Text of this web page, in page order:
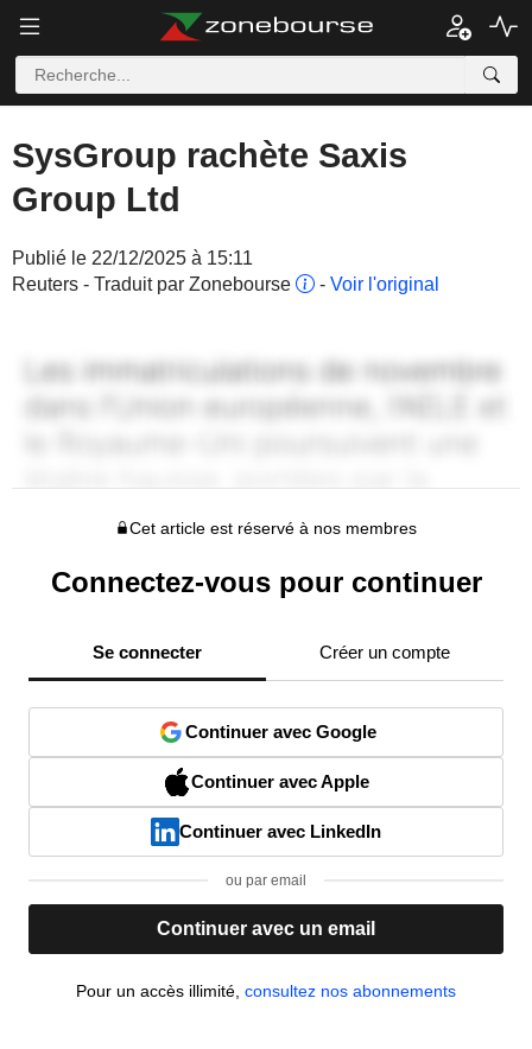
SysGroup rachète Saxis
Group Ltd
Publié le 22/12/2025 à 15:11
Reuters - Traduit par Zonebourse
- Voir l'original
Cet article est réservé à nos membres
Connectez-vous pour continuer
Se connecter Créer un compte
Continuer avec Google
Continuer avec Apple
Continuer avec LinkedIn
ou par email
Continuer avec un email
Pour un accès illimité, consultez nos abonnements